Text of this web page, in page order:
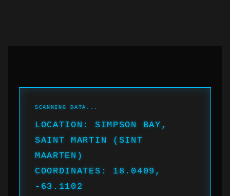
LOCATION: SIMPSON BAY,
SAINT MARTIN (SINT
MAARTEN)
COORDINATES: 18.0409,
-63.1102